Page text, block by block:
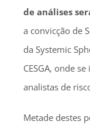
de análises
a convicção de
da Systemic
CESGA, onde
analistas de
Metade destes